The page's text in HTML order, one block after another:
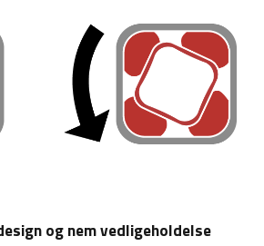
og nem vedligeholdelse